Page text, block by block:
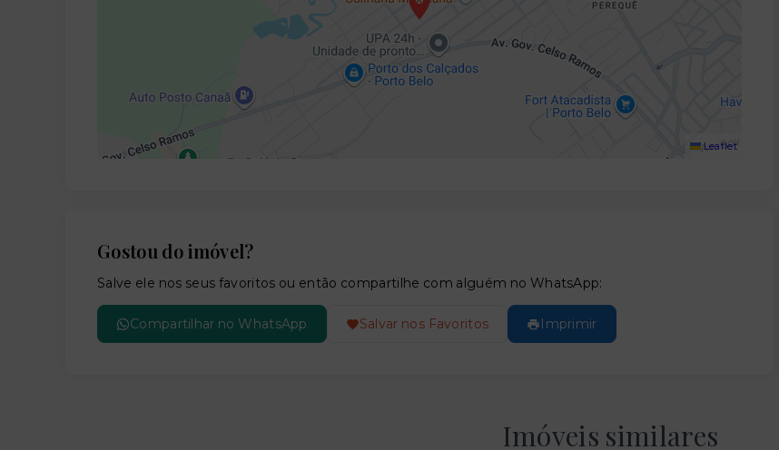
Leaflet
Gostou do imóvel?
Salve ele nos seus favoritos ou então compartilhe com alguém no WhatsApp:
Compartilhar no WhatsApp Salvar nos Favoritos Imprimir
Imóveis similares